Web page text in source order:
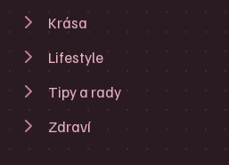
Krása
Lifestyle
Tipy a rady
Zdraví